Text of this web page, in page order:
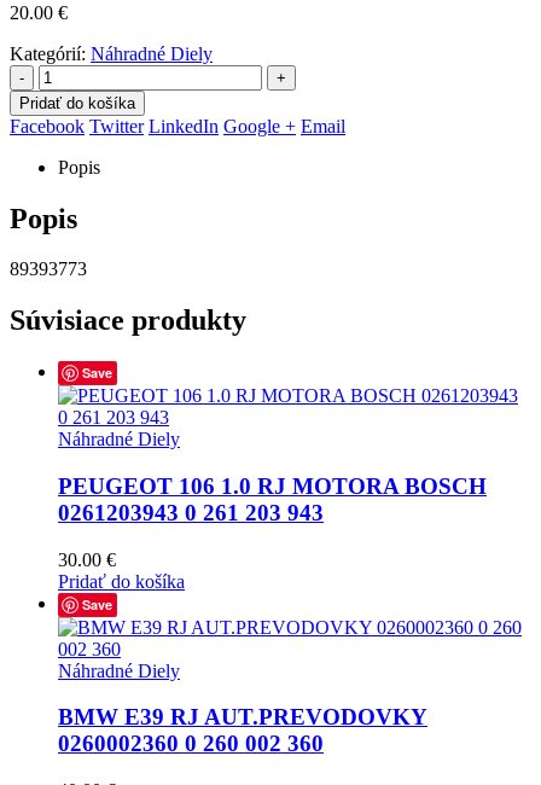
20.00 €
Kategórií: Náhradné Diely
-
+
Pridať do košíka
Facebook Twitter LinkedIn Google + Email
Popis
Popis
89393773
Súvisiace produkty
Save
Náhradné Diely
PEUGEOT 106 1.0 RJ MOTORA BOSCH
0261203943 0 261 203 943
30.00 €
Pridať do košíka
Save
Náhradné Diely
BMW E39 RJ AUT.PREVODOVKY
0260002360 0 260 002 360